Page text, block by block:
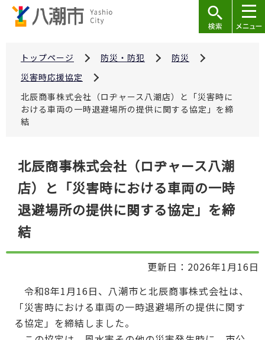
トップページ 防災・防犯
防災
災害時応援協定
北辰商事株式会社（ロヂャース八潮店）と「災害時に
おける車両の一時退避場所の提供に関する協定」を締
結
北辰商事株式会社（ロヂャース八潮
店）と「災害時における車両の一時
退避場所の提供に関する協定」を締
結
更新日：2026年1月16日
令和8年1月16日、八潮市と北辰商事株式会社は、
「災害時における車両の一時退避場所の提供に関す
る協定」を締結しました。